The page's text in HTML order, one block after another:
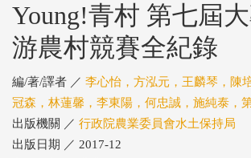
Young!青村 第七屆
游農村競賽全紀錄
編/著/譯者 ／ 李心怡，方泓元，王麟琴，陳
冠森，林蓮馨，李東陽，何忠誠，施純泰，
出版機關 ／ 行政院農業委員會水土保持局
出版日期 ／ 2017-12